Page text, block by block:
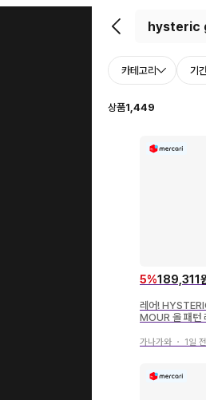
뒤로가기
카테고리 기
상품1,449
5%189,311
레어!
MOUR 올 패턴
가나가와 ・ 1일 전